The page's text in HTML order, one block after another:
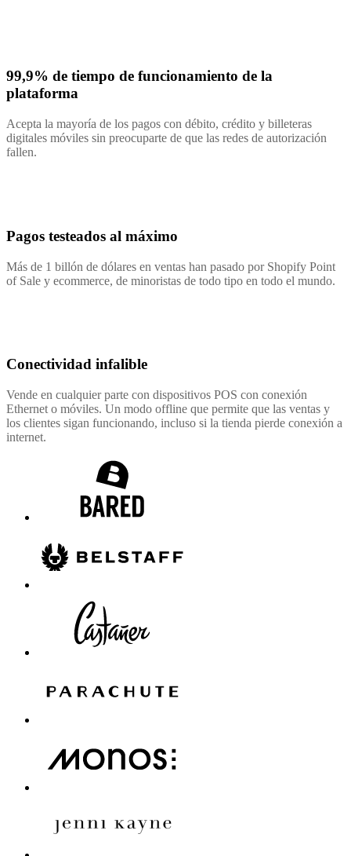
99,9% de tiempo de funcionamiento de la
plataforma
Acepta la mayoría de los pagos con débito, crédito y billeteras
digitales móviles sin preocuparte de que las redes de autorización
fallen.
Pagos testeados al máximo
Más de 1 billón de dólares en ventas han pasado por Shopify Point
of Sale y ecommerce, de minoristas de todo tipo en todo el mundo.
Conectividad infalible
Vende en cualquier parte con dispositivos POS con conexión
Ethernet o móviles. Un modo offline que permite que las ventas y
los clientes sigan funcionando, incluso si la tienda pierde conexión a
internet.